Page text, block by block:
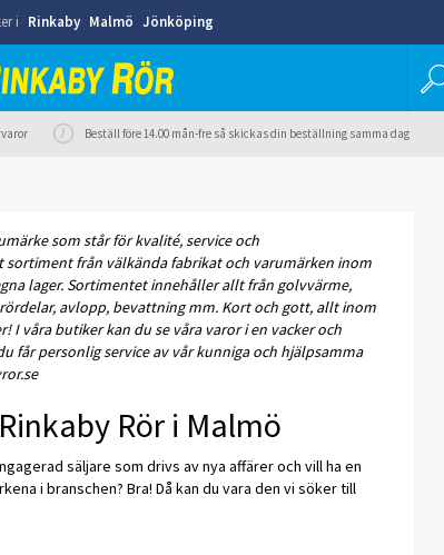
i Rinkaby Malmö Jönköping
Beställ före 14.00 mån-fre så skickas din beställning samma dag
som står för kvalité, service och
sortiment från välkända fabrikat och varumärken inom
lager. Sortimentet innehåller allt från golvvärme,
avlopp, bevattning mm. Kort och gott, allt inom
I våra butiker kan du se våra varor i en vacker och
får personlig service av vår kunniga och hjälpsamma
Rör i Malmö
säljare som drivs av nya affärer och vill ha en
i branschen? Bra! Då kan du vara den vi söker till